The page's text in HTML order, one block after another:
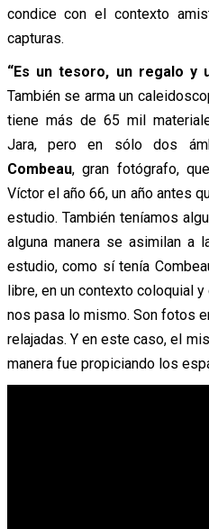
condice con el contexto
capturas.
“Es un tesoro, un regalo y
También se arma un
tiene más de 65 mil
Jara, pero en sólo dos
Combeau, gran fotógrafo,
Víctor el año 66, un año antes
estudio. También teníamos
alguna manera se asimilan a
estudio, como sí tenía
libre, en un contexto coloquial
nos pasa lo mismo. Son fotos
relajadas. Y en este caso, el
manera fue propiciando los